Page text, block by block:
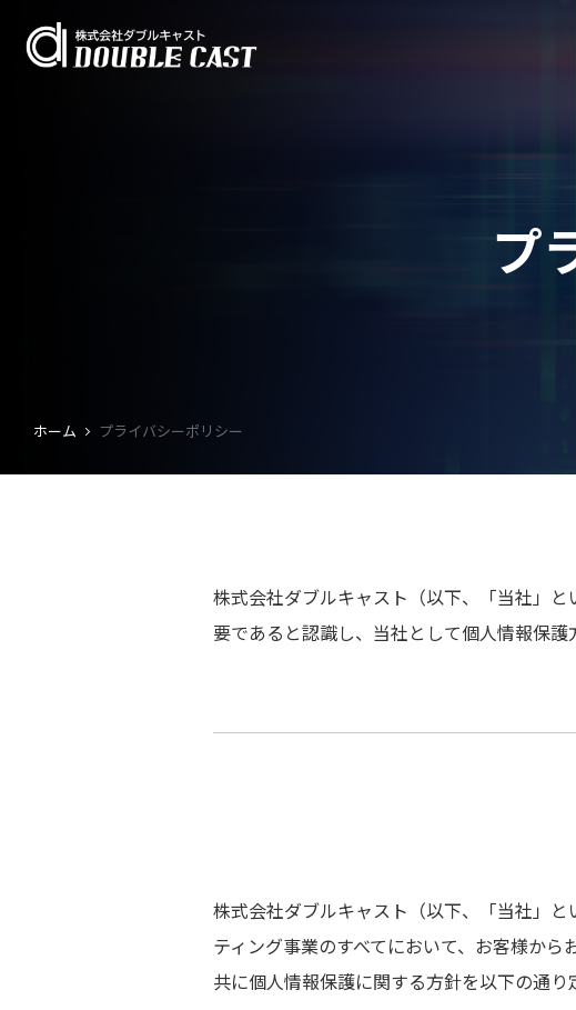
プ
ホーム プライバシーポリシー
株式会社ダブルキャスト（以下、「当社」
要であると認識し、当社として個人情報保
株式会社ダブルキャスト（以下、「当社」
ティング事業のすべてにおいて、お客様か
共に個人情報保護に関する方針を以下の通